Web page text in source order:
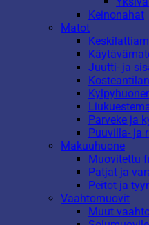
Keinonahat
Matot
Juutti- ja
Parveke ja
Puuvilla- ja
Makuuhuone
Muovitettu
Patjat ja
Peitot ja
Vaahtomuovit
Muut